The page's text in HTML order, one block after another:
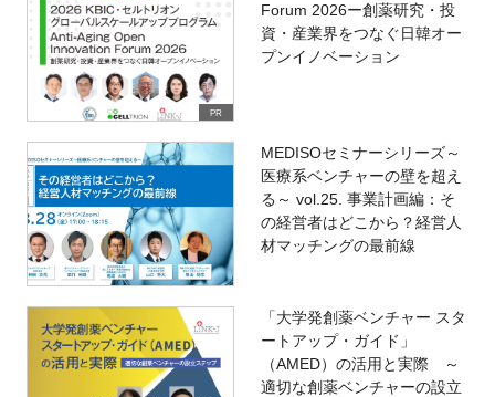
PR
Forum 2026ー創薬研究・投
資・産業界をつなぐ日韓オー
プンイノベーション
MEDISOセミナーシリーズ～
医療系ベンチャーの壁を超え
る～ vol.25. 事業計画編：そ
の経営者はどこから？経営人
材マッチングの最前線
「大学発創薬ベンチャー スタ
ートアップ・ガイド」
（AMED）の活用と実際 ～
適切な創薬ベンチャーの設立